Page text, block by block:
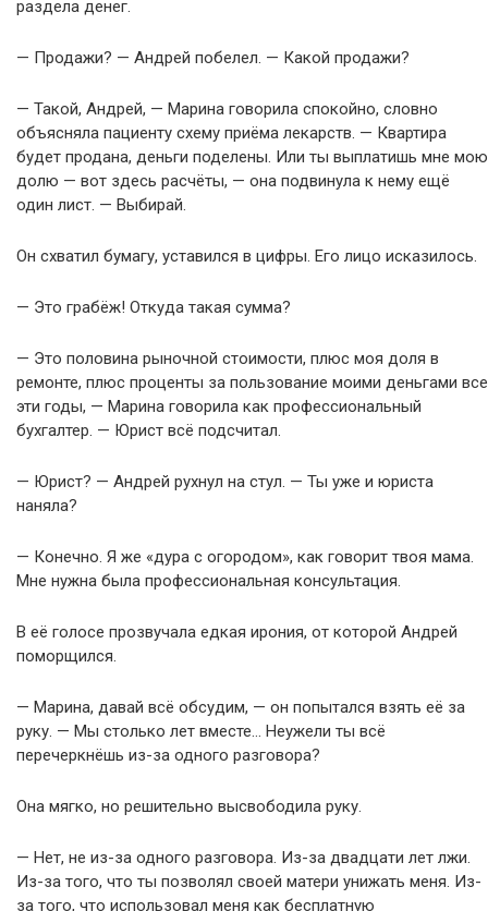
раздела денег.
— Продажи? — Андрей побелел. — Какой продажи?
— Такой, Андрей, — Марина говорила спокойно, словно
объясняла пациенту схему приёма лекарств. — Квартира
будет продана, деньги поделены. Или ты выплатишь мне мою
долю — вот здесь расчёты, — она подвинула к нему ещё
один лист. — Выбирай.
Он схватил бумагу, уставился в цифры. Его лицо исказилось.
— Это грабёж! Откуда такая сумма?
— Это половина рыночной стоимости, плюс моя доля в
ремонте, плюс проценты за пользование моими деньгами все
эти годы, — Марина говорила как профессиональный
бухгалтер. — Юрист всё подсчитал.
— Юрист? — Андрей рухнул на стул. — Ты уже и юриста
наняла?
— Конечно. Я же «дура с огородом», как говорит твоя мама.
Мне нужна была профессиональная консультация.
В её голосе прозвучала едкая ирония, от которой Андрей
поморщился.
— Марина, давай всё обсудим, — он попытался взять её за
руку. — Мы столько лет вместе… Неужели ты всё
перечеркнёшь из-за одного разговора?
Она мягко, но решительно высвободила руку.
— Нет, не из-за одного разговора. Из-за двадцати лет лжи.
Из-за того, что ты позволял своей матери унижать меня. Из-
за того, что использовал меня как бесплатную